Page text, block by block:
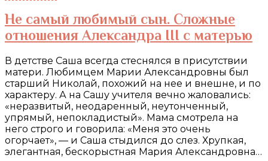
Не самый любимый сын. Сложные
отношения Александра III с матерью
В детстве Саша всегда стеснялся в присутствии
матери. Любимцем Марии Александровны был
старший Николай, похожий на нее и внешне, и по
характеру. А на Сашу учителя вечно жаловались:
«неразвитый, неодаренный, неутонченный,
упрямый, непокладистый». Мама смотрела на
него строго и говорила: «Меня это очень
огорчает», — и Саша стыдился до слез. Хрупкая,
элегантная, бескорыстная Мария Александровна…